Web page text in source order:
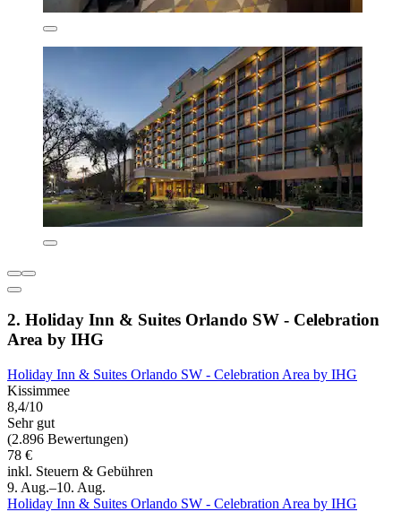
2. Holiday Inn & Suites Orlando SW - Celebration
Area by IHG
Holiday Inn & Suites Orlando SW - Celebration Area by IHG
Kissimmee
8,4/10
Sehr gut
(2.896 Bewertungen)
78 €
inkl. Steuern & Gebühren
9. Aug.–10. Aug.
Holiday Inn & Suites Orlando SW - Celebration Area by IHG